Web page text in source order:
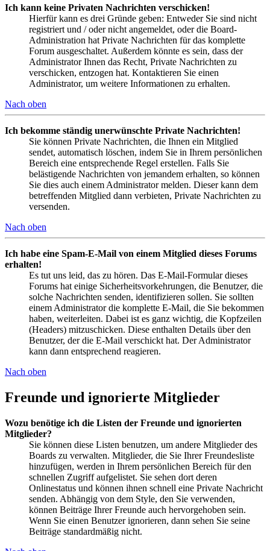
Ich kann keine Privaten Nachrichten verschicken!
Hierfür kann es drei Gründe geben: Entweder Sie sind nicht
registriert und / oder nicht angemeldet, oder die Board-
Administration hat Private Nachrichten für das komplette
Forum ausgeschaltet. Außerdem könnte es sein, dass der
Administrator Ihnen das Recht, Private Nachrichten zu
verschicken, entzogen hat. Kontaktieren Sie einen
Administrator, um weitere Informationen zu erhalten.
Nach oben
Ich bekomme ständig unerwünschte Private Nachrichten!
Sie können Private Nachrichten, die Ihnen ein Mitglied
sendet, automatisch löschen, indem Sie in Ihrem persönlichen
Bereich eine entsprechende Regel erstellen. Falls Sie
belästigende Nachrichten von jemandem erhalten, so können
Sie dies auch einem Administrator melden. Dieser kann dem
betreffenden Mitglied dann verbieten, Private Nachrichten zu
versenden.
Nach oben
Ich habe eine Spam-E-Mail von einem Mitglied dieses Forums
erhalten!
Es tut uns leid, das zu hören. Das E-Mail-Formular dieses
Forums hat einige Sicherheitsvorkehrungen, die Benutzer, die
solche Nachrichten senden, identifizieren sollen. Sie sollten
einem Administrator die komplette E-Mail, die Sie bekommen
haben, weiterleiten. Dabei ist es ganz wichtig, die Kopfzeilen
(Headers) mitzuschicken. Diese enthalten Details über den
Benutzer, der die E-Mail verschickt hat. Der Administrator
kann dann entsprechend reagieren.
Nach oben
Freunde und ignorierte Mitglieder
Wozu benötige ich die Listen der Freunde und ignorierten
Mitglieder?
Sie können diese Listen benutzen, um andere Mitglieder des
Boards zu verwalten. Mitglieder, die Sie Ihrer Freundesliste
hinzufügen, werden in Ihrem persönlichen Bereich für den
schnellen Zugriff aufgelistet. Sie sehen dort deren
Onlinestatus und können ihnen schnell eine Private Nachricht
senden. Abhängig von dem Style, den Sie verwenden,
können Beiträge Ihrer Freunde auch hervorgehoben sein.
Wenn Sie einen Benutzer ignorieren, dann sehen Sie seine
Beiträge standardmäßig nicht.